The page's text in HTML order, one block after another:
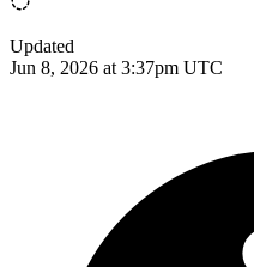
Updated
Jun 8, 2026 at 3:37pm UTC